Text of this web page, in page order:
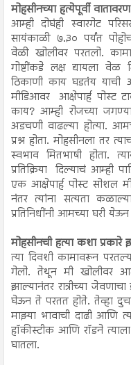
मोहसीनच्या हत्येपूर्वी
आम्ही दोघंही स्वारगेट
सायंकाळी ७.३० पर्यंत
वेळी खोलीवर परतलो.
गोष्टींकडे लक्ष द्यायला
ठिकाणी काय घडतंय याची
मीडिआवर आक्षेपार्ह पोस्ट
काय? आम्ही रोजच्या
अडचणी वाढल्या होत्या.
प्रश्न होता. मोहसीनला तर
स्वभाव मितभाषी होता.
प्रतिक्रिया दिल्याचं आम्ही
एक आक्षेपार्ह पोस्ट सोशल
नंतर त्यांना सत्यता
प्रतिनिधींनी आमच्या घरी
मोहसीनची हत्या कशा प्रकारे
त्या दिवशी कामावरून
गेलो. तेथून मी खोलीवर
झाल्यानंतर रात्रीच्या
घेऊन ते परतत होते. तेव्हा
माझ्या भावाची दाढी आणि
हॉकीस्टीक आणि रॉडने
घातला.